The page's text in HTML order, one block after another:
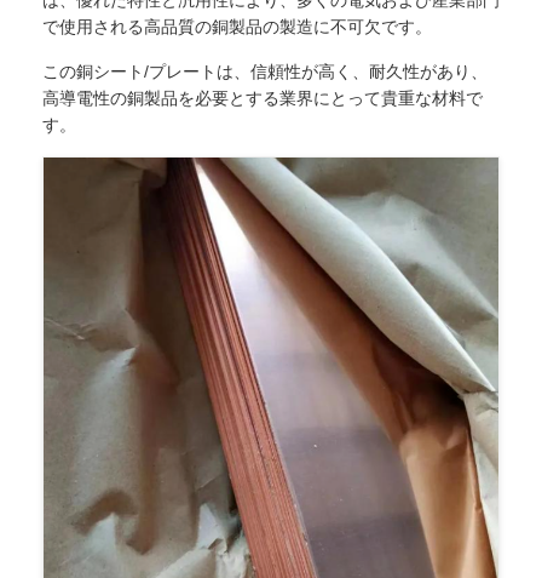
で使用される高品質の銅製品の製造に不可欠です。
この銅シート/プレートは、信頼性が高く、耐久性があり、
高導電性の銅製品を必要とする業界にとって貴重な材料で
す。